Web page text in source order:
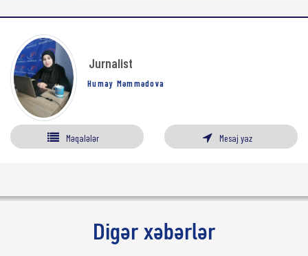
Jurnalist
Humay Məmmədova
Məqalələr Mesaj yaz
Digər xəbərlər